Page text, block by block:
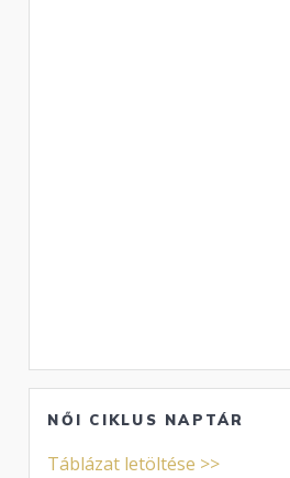
NŐI CIKLUS NAPTÁR
Táblázat letöltése >>